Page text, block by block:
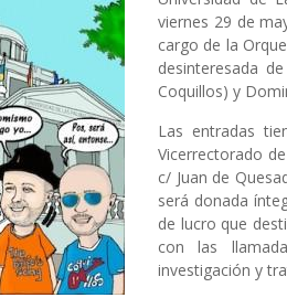
viernes 29 de
cargo de la
desinteresada
Coquillos) y
Las entradas
Vicerrectorado
c/ Juan de
será donada
de lucro que
con las
investigación y